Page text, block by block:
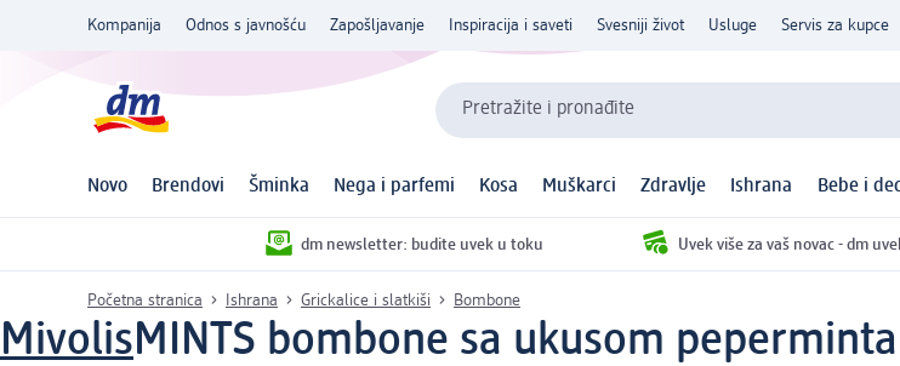
Kompanija Odnos s javnošću Zapošljavanje Inspiracija i saveti Svesniji život Usluge Servis za kupce
Pretražite i pronađite
Novo Brendovi Šminka Nega i parfemi Kosa Muškarci Zdravlje Ishrana Bebe i
dm newsletter: budite uvek u toku Uvek više za vaš novac - dm
Početna stranica Ishrana Grickalice i slatkiši Bombone
MivolisMINTS bombone sa ukusom